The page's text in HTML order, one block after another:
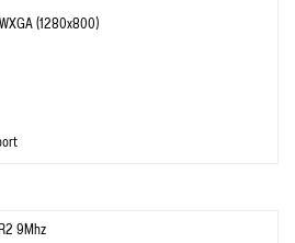
(1280x800)
9Mhz